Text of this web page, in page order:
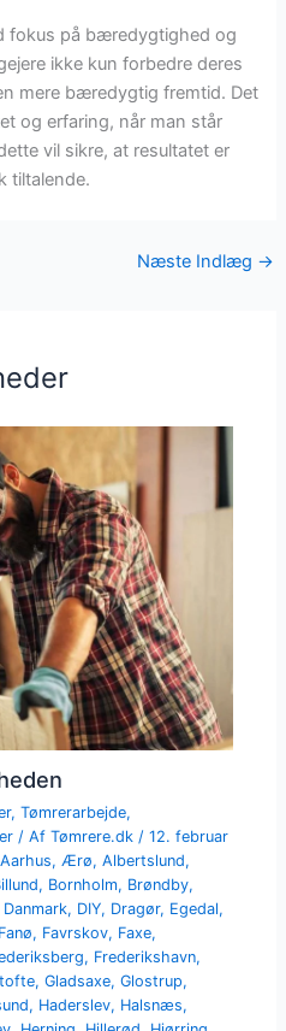
fokus på bæredygtighed og
ikke kun forbedre deres
mere bæredygtig fremtid. Det
og erfaring, når man står
vil sikre, at resultatet er
tiltalende.
Næste Indlæg →
,Tømrerarbejde,
/ AfTømrere.dk /12. februar
Aarhus, Ærø,Albertslund,
, Bornholm, Brøndby,
Danmark, DIY, Dragør, Egedal,
Fanø, Favrskov, Faxe,
, Frederikshavn,
,Gladsaxe,Glostrup,
, Haderslev, Halsnæs,